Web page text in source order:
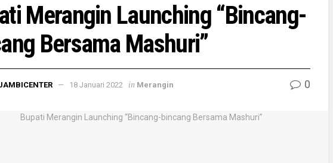
Merangin Launching “Bincang-
Bersama Mashuri”
18 Januari 2022 in Merangin 0